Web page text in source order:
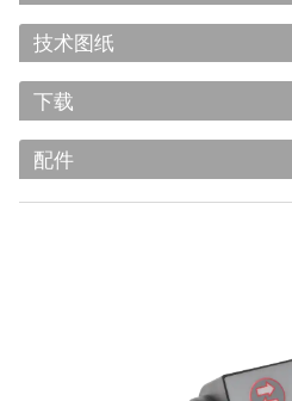
技术图纸
下载
配件